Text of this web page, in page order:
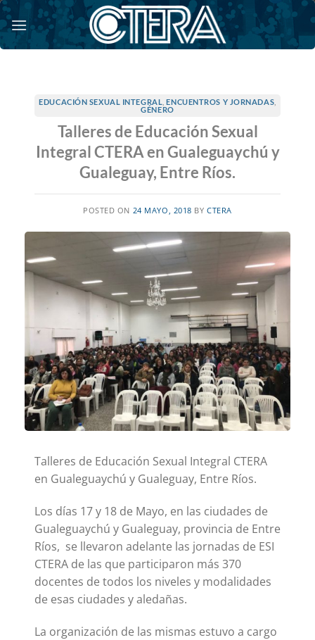
Saltar
al
contenido
EDUCACIÓN SEXUAL INTEGRAL ,ENCUENTROS Y JORNADAS
GÉNERO
Talleres de Educación Sexual
Integral CTERA en Gualeguaychú y
Gualeguay, Entre Ríos.
POSTED ON 24 MAYO, 2018 BYCTERA
Talleres de Educación Sexual Integral CTERA
en Gualeguaychú y Gualeguay, Entre Ríos.
Los días 17 y 18 de Mayo, en las ciudades de
Gualeguaychú y Gualeguay, provincia de Entre
Ríos, se llevaron adelante las jornadas de ESI
CTERA de las que participaron más 370
docentes de todos los niveles y modalidades
de esas ciudades y aledañas.
La organización de las mismas estuvo a cargo